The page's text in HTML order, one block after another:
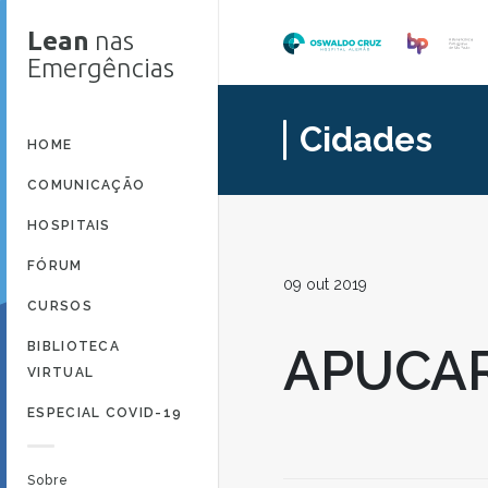
Lean nas
Emergências
HOME
COMUNICAÇÃO
HOSPITAIS
FÓRUM
CURSOS
BIBLIOTECA
VIRTUAL
ESPECIAL COVID-19
Sobre
Cidades
09 out 2019